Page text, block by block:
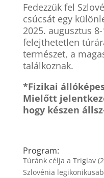
Fedezzük fel
csúcsát egy
2025. augusztus
felejthetetlen
természet, a
találkoznak.
*Fizikai
Mielőtt
hogy készen
Program:
Túránk célja a Triglav
Szlovénia